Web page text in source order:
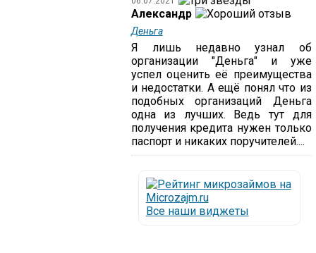
Александр
Деньга
Я лишь недавно узнал об
организации "Деньга" и уже
успел оценить её преимущества
и недостатки. А ещё понял что из
подобных организаций Деньга
одна из лучших. Ведь тут для
получения кредита нужен только
паспорт и никаких поручителей....
Все наши виджеты